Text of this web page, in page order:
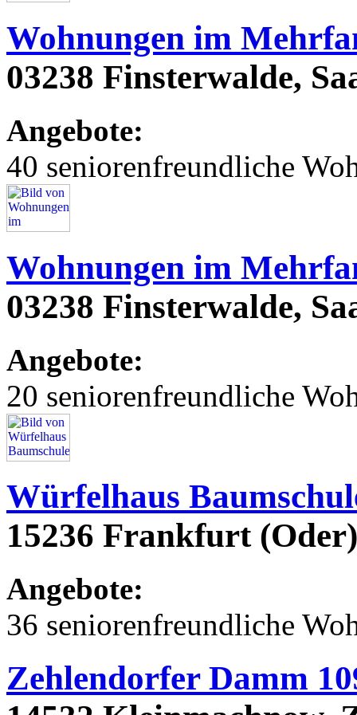
Wohnungen im
03238 Finsterwalde,
Angebote:
40 seniorenfreundliche
Wohnungen im
03238 Finsterwalde,
Angebote:
20 seniorenfreundliche
Würfelhaus
15236 Frankfurt
Angebote:
36 seniorenfreundliche
Zehlendorfer Damm